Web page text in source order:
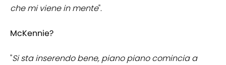
che mi viene in mente".
McKennie?
"Si sta inserendo bene, piano piano comincia a